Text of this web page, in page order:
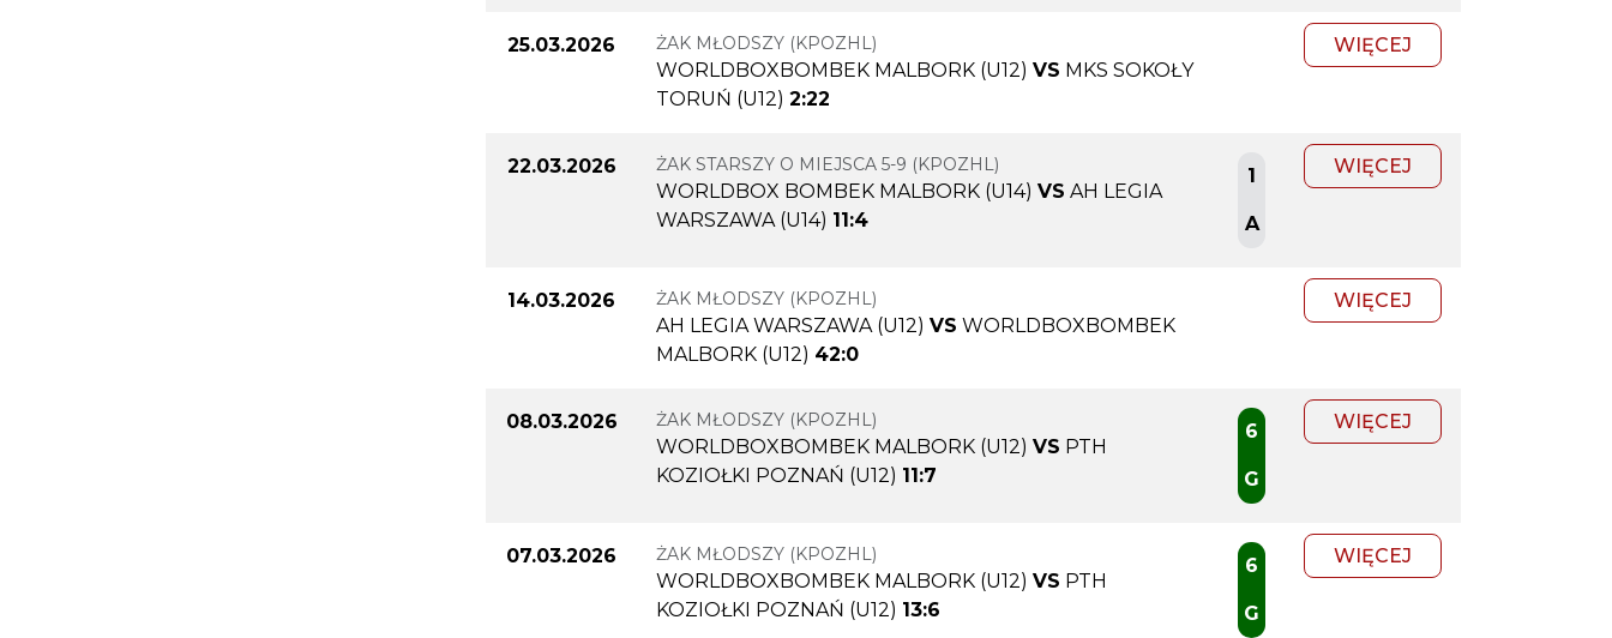
25.03.2026 ŻAK MŁODSZY (KPOZHL)
WORLDBOXBOMBEK MALBORK (U12) VS MKS SOKOŁY
TORUŃ (U12) 2:22
WIĘCEJ
22.03.2026 ŻAK STARSZY O MIEJSCA 5-9 (KPOZHL)
WORLDBOX BOMBEK MALBORK (U14) VS AH LEGIA
WARSZAWA (U14) 11:4
1
A
WIĘCEJ
14.03.2026 ŻAK MŁODSZY (KPOZHL)
AH LEGIA WARSZAWA (U12) VS WORLDBOXBOMBEK
MALBORK (U12) 42:0
WIĘCEJ
08.03.2026 ŻAK MŁODSZY (KPOZHL)
WORLDBOXBOMBEK MALBORK (U12) VS PTH
KOZIOŁKI POZNAŃ (U12) 11:7
6
G
WIĘCEJ
07.03.2026 ŻAK MŁODSZY (KPOZHL)
WORLDBOXBOMBEK MALBORK (U12) VS PTH
KOZIOŁKI POZNAŃ (U12) 13:6
6
G
WIĘCEJ